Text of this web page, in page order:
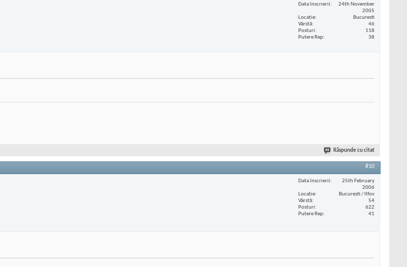
Data înscrierii
24th November
2005
Locaţie
Bucuresti
Vârstă
46
Posturi
118
Putere Rep
38
Răspunde cu citat
#10
Data înscrierii
25th February
2006
Locaţie
București / Ilfov
Vârstă
54
Posturi
622
Putere Rep
41